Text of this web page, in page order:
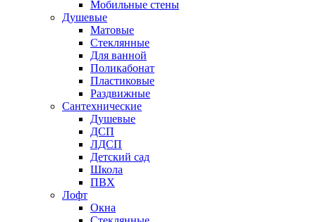
Мобильные стены
Душевые
Матовые
Стеклянные
Для ванной
Поликабонат
Пластиковые
Раздвижные
Сантехнические
Душевые
ДСП
ЛДСП
Детский сад
Школа
ПВХ
Лофт
Окна